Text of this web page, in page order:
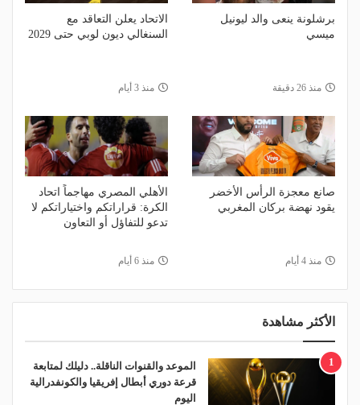
برشلونة ينعى والد ليونيل
ميسي
منذ 26 دقيقة
الاتحاد يعلن التعاقد مع
السنغالي ديون لوبي حتى 2029
منذ 3 أيام
صانع معجزة الرأس الأخضر
يقود نهضة بركان المغربي
منذ 4 أيام
الأهلي المصري مهاجماً اتحاد
الكرة: قراراتكم واختياراتكم لا
تدعو للتفاؤل أو التعاون
منذ 6 أيام
الأكثر مشاهدة
1
الموعد والقنوات الناقلة.. دليلك لمتابعة
قرعة دوري أبطال إفريقيا والكونفدرالية
اليوم